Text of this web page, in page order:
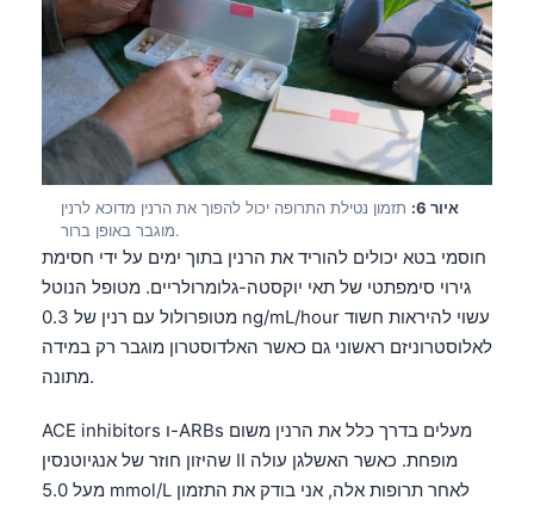
איור 6:
תזמון נטילת התרופה יכול להפוך את הרנין מדוכא לרנין
מוגבר באופן ברור.
חוסמי בטא יכולים להוריד את הרנין בתוך ימים על ידי חסימת
גירוי סימפתטי של תאי יוקסטה-גלומרולריים. מטופל הנוטל
מטופרולול עם רנין של 0.3 ng/mL/hour עשוי להיראות חשוד
לאלוסטרוניזם ראשוני גם כאשר האלדוסטרון מוגבר רק במידה
מתונה.
ACE inhibitors ו-ARBs מעלים בדרך כלל את הרנין משום
שהיזון חוזר של אנגיוטנסין II מופחת. כאשר האשלגן עולה
מעל 5.0 mmol/L לאחר תרופות אלה, אני בודק את התזמון